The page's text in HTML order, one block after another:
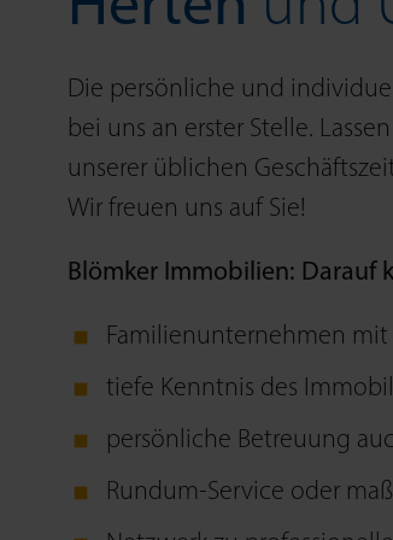
Die persön­liche und
bei uns an erster Stelle.
unserer üblichen
Wir freuen uns auf Sie!
Blömker Immobilien: Darauf
Familien­unternehmen mit
tiefe Kenntnis des
persönliche Betreu­ung
Rundum-Service oder